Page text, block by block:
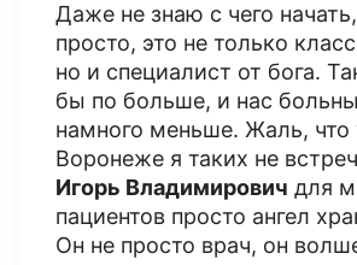
Даже не знаю с чего
просто, это не только
но и специалист от бога.
бы по больше, и нас
намного меньше. Жаль, что
Воронеже я таких не
Игорь Владимирович для
пациентов просто ангел
Он не просто врач, он